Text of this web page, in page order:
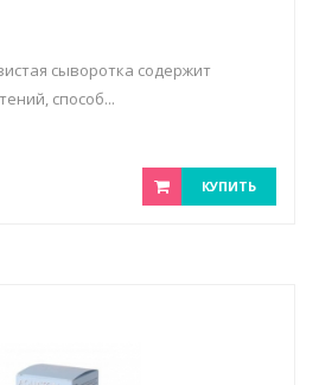
сыворотка содержит
способ...
КУПИТЬ